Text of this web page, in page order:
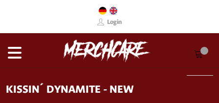
Login
KISSIN´ DYNAMITE - NEW